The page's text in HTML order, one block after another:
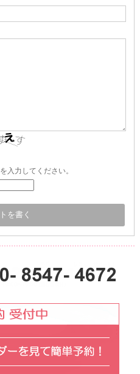
入力してください。